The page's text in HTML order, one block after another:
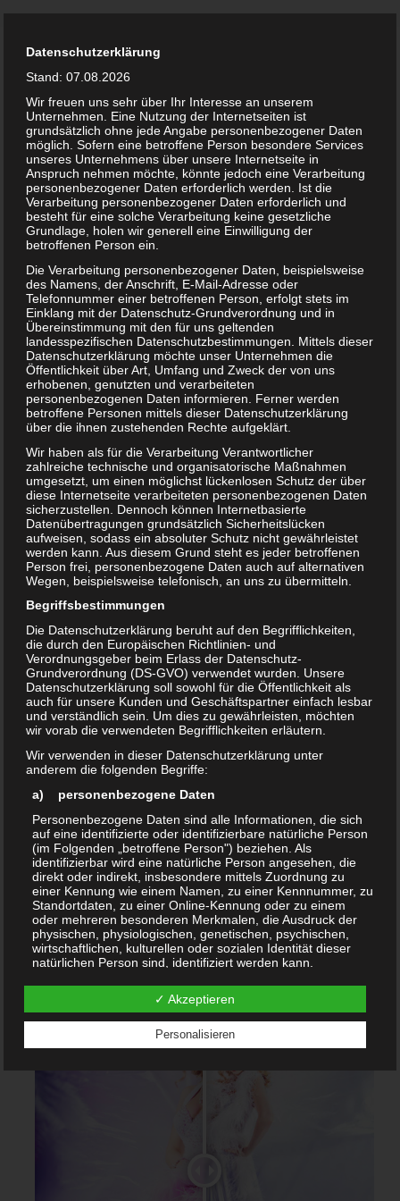
Verwantwortlich für das
Internetangebot
Christine Klein Fashion
Inhaberin:Christine Klein
Forlenweg 4c
13467 Berlin
Funk: +49 172 38 57 55 4
info@christine-klein-fashion.de
Rechte an den genutzten Fotos:
Die im Internetauftritt verwendeten Fotos wurden freundlicherweise
durch folgende Fotografen / Fotografinnen zur Verfügung gestellt:
Tanja Brückner
https://tanjabrueckner.de/
Randolf-Edwin Tarango
info@people-photography.de
Technische Umsetzung
Der Internetauftritt wurde durch die
GfDP Gesellschaft für Datenschutz und Projektentwicklung
Ahornstraße 6
12163 Berlin
www.firmenberatung24.com
umgesetzt.
Datenschutzerklärung
Stand: 07.08.2026
Wir freuen uns sehr über Ihr Interesse an unserem
Unternehmen. Eine Nutzung der Internetseiten ist
grundsätzlich ohne jede Angabe personenbezogener Daten
möglich. Sofern eine betroffene Person besondere Services
unseres Unternehmens über unsere Internetseite in
Anspruch nehmen möchte, könnte jedoch eine Verarbeitung
personenbezogener Daten erforderlich werden. Ist die
Verarbeitung personenbezogener Daten erforderlich und
besteht für eine solche Verarbeitung keine gesetzliche
Grundlage, holen wir generell eine Einwilligung der
betroffenen Person ein.
Die Verarbeitung personenbezogener Daten, beispielsweise
des Namens, der Anschrift, E-Mail-Adresse oder
Telefonnummer einer betroffenen Person, erfolgt stets im
Einklang mit der Datenschutz-Grundverordnung und in
Übereinstimmung mit den für uns geltenden
landesspezifischen Datenschutzbestimmungen. Mittels dieser
Datenschutzerklärung möchte unser Unternehmen die
Öffentlichkeit über Art, Umfang und Zweck der von uns
erhobenen, genutzten und verarbeiteten
personenbezogenen Daten informieren. Ferner werden
betroffene Personen mittels dieser Datenschutzerklärung
über die ihnen zustehenden Rechte aufgeklärt.
Wir haben als für die Verarbeitung Verantwortlicher
zahlreiche technische und organisatorische Maßnahmen
umgesetzt, um einen möglichst lückenlosen Schutz der über
diese Internetseite verarbeiteten personenbezogenen Daten
sicherzustellen. Dennoch können Internetbasierte
Datenübertragungen grundsätzlich Sicherheitslücken
aufweisen, sodass ein absoluter Schutz nicht gewährleistet
werden kann. Aus diesem Grund steht es jeder betroffenen
Person frei, personenbezogene Daten auch auf alternativen
Wegen, beispielsweise telefonisch, an uns zu übermitteln.
Begriffsbestimmungen
Die Datenschutzerklärung beruht auf den Begrifflichkeiten,
die durch den Europäischen Richtlinien- und
Verordnungsgeber beim Erlass der Datenschutz-
Grundverordnung (DS-GVO) verwendet wurden. Unsere
Datenschutzerklärung soll sowohl für die Öffentlichkeit als
auch für unsere Kunden und Geschäftspartner einfach lesbar
und verständlich sein. Um dies zu gewährleisten, möchten
wir vorab die verwendeten Begrifflichkeiten erläutern.
Wir verwenden in dieser Datenschutzerklärung unter
anderem die folgenden Begriffe:
a) personenbezogene Daten
Personenbezogene Daten sind alle Informationen, die sich
auf eine identifizierte oder identifizierbare natürliche Person
(im Folgenden „betroffene Person") beziehen. Als
identifizierbar wird eine natürliche Person angesehen, die
direkt oder indirekt, insbesondere mittels Zuordnung zu
einer Kennung wie einem Namen, zu einer Kennnummer, zu
Standortdaten, zu einer Online-Kennung oder zu einem
oder mehreren besonderen Merkmalen, die Ausdruck der
physischen, physiologischen, genetischen, psychischen,
wirtschaftlichen, kulturellen oder sozialen Identität dieser
natürlichen Person sind, identifiziert werden kann.
b) betroffene Person
Betroffene Person ist jede identifizierte oder identifizierbare
natürliche Person, deren personenbezogene Daten von
dem für die Verarbeitung Verantwortlichen verarbeitet
Verfahren ausgeführte Vorgang oder jede solche
die Offenlegung durch Übermittlung, Verbreitung oder eine
✓ Akzeptieren
Personalisieren